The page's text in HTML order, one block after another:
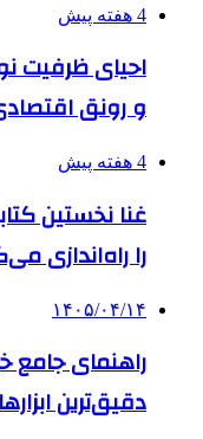
4 هفته پیش
احیای ظرفیت
و رونق
4 هفته پیش
غنا نخستین
را راه‌اندازی
۱۴۰۵/۰۴/۱۴
راهنمای جامع
دقیق‌ترین